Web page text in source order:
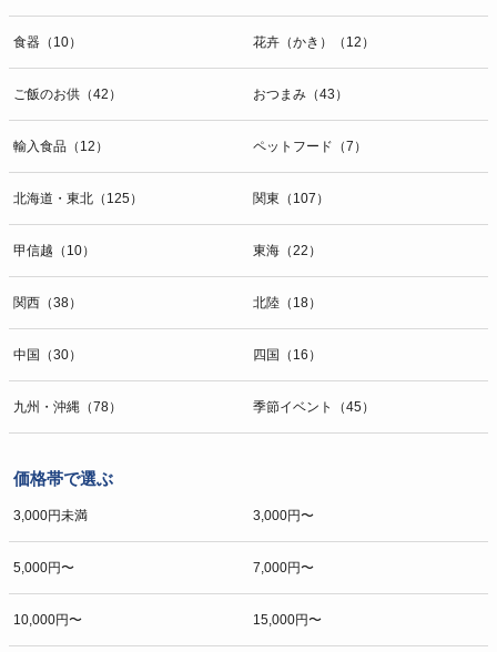
食器（10） 花卉（かき）（12）
ご飯のお供（42） おつまみ（43）
輸入食品（12） ペットフード（7）
北海道・東北（125） 関東（107）
甲信越（10） 東海（22）
関西（38） 北陸（18）
中国（30） 四国（16）
九州・沖縄（78） 季節イベント（45）
価格帯で選ぶ
3,000円未満 3,000円〜
5,000円〜 7,000円〜
10,000円〜 15,000円〜